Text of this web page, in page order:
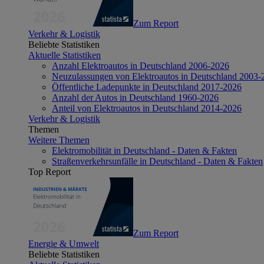
Zum Report
Verkehr & Logistik
Beliebte Statistiken
Aktuelle Statistiken
Anzahl Elektroautos in Deutschland 2006-2026
Neuzulassungen von Elektroautos in Deutschland 2003-
Öffentliche Ladepunkte in Deutschland 2017-2026
Anzahl der Autos in Deutschland 1960-2026
Anteil von Elektroautos in Deutschland 2014-2026
Verkehr & Logistik
Themen
Weitere Themen
Elektromobilität in Deutschland - Daten & Fakten
Straßenverkehrsunfälle in Deutschland - Daten & Fakten
Top Report
Zum Report
Energie & Umwelt
Beliebte Statistiken